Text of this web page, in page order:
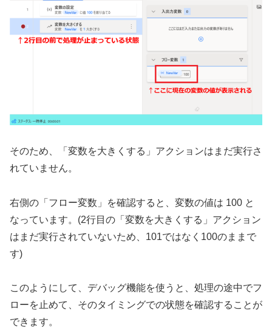
そのため、「変数を大きくする」アクションはまだ実行さ
れていません。
右側の「フロー変数」を確認すると、変数の値は 100 と
なっています。(2行目の「変数を大きくする」アクション
はまだ実行されていないため、101ではなく100のままで
す)
このようにして、デバッグ機能を使うと、処理の途中でフ
ローを止めて、そのタイミングでの状態を確認することが
できます。